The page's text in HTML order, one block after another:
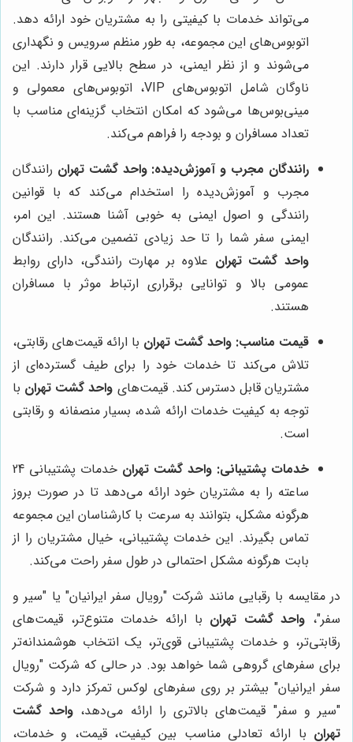
می‌تواند خدمات با کیفیتی را به مشتریان خود ارائه دهد.
اتوبوس‌های این مجموعه، به طور منظم سرویس و نگهداری
می‌شوند و از نظر ایمنی، در سطح بالایی قرار دارند. این
ناوگان شامل اتوبوس‌های VIP، اتوبوس‌های معمولی و
مینی‌بوس‌ها می‌شود که امکان انتخاب گزینه‌ای مناسب با
تعداد مسافران و بودجه را فراهم می‌کند.
رانندگان مجرب و آموزش‌دیده: واحد گشت تهران رانندگان
مجرب و آموزش‌دیده را استخدام می‌کند که با قوانین
رانندگی و اصول ایمنی به خوبی آشنا هستند. این امر،
ایمنی سفر شما را تا حد زیادی تضمین می‌کند. رانندگان
واحد گشت تهران علاوه بر مهارت رانندگی، دارای روابط
عمومی بالا و توانایی برقراری ارتباط موثر با مسافران
هستند.
قیمت مناسب: واحد گشت تهران با ارائه قیمت‌های رقابتی،
تلاش می‌کند تا خدمات خود را برای طیف گسترده‌ای از
مشتریان قابل دسترس کند. قیمت‌های واحد گشت تهران با
توجه به کیفیت خدمات ارائه شده، بسیار منصفانه و رقابتی
است.
خدمات پشتیبانی: واحد گشت تهران
خدمات پشتیبانی 24
ساعته را به مشتریان خود ارائه می‌دهد تا در صورت بروز
هرگونه مشکل، بتوانند به سرعت با کارشناسان این مجموعه
تماس بگیرند. این خدمات پشتیبانی، خیال مشتریان را از
بابت هرگونه مشکل احتمالی در طول سفر راحت می‌کند.
در مقایسه با رقبایی مانند شرکت "رویال سفر ایرانیان" یا "سیر و
سفر"، واحد گشت تهران با ارائه خدمات متنوع‌تر، قیمت‌های
رقابتی‌تر، و خدمات پشتیبانی قوی‌تر، یک انتخاب هوشمندانه‌تر
برای سفرهای گروهی شما خواهد بود. در حالی که شرکت "رویال
سفر ایرانیان" بیشتر بر روی سفرهای لوکس تمرکز دارد و شرکت
"سیر و سفر" قیمت‌های بالاتری را ارائه می‌دهد، واحد گشت
تهران با ارائه تعادلی مناسب بین کیفیت، قیمت، و خدمات،